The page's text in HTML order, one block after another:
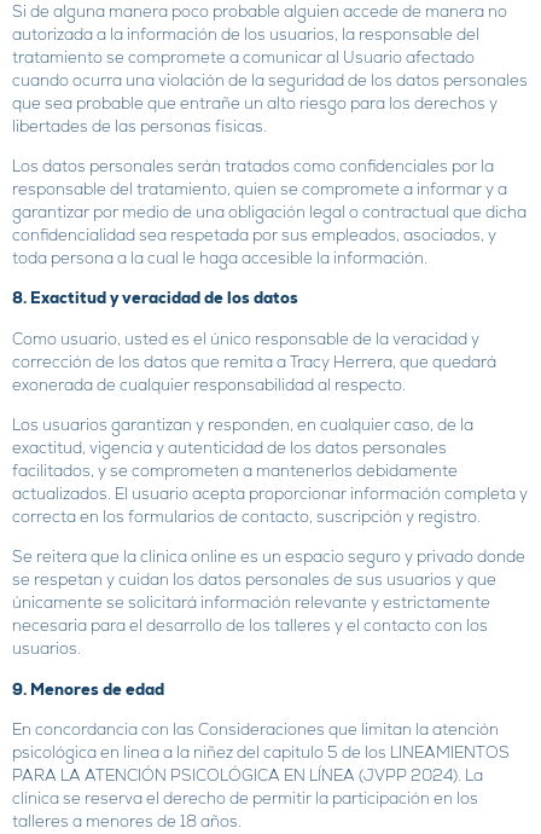
Si de alguna manera poco probable alguien accede de manera no
autorizada a la información de los usuarios, la responsable del
tratamiento se compromete a comunicar al Usuario afectado
cuando ocurra una violación de la seguridad de los datos personales
que sea probable que entrañe un alto riesgo para los derechos y
libertades de las personas físicas.
Los datos personales serán tratados como confidenciales por la
responsable del tratamiento, quien se compromete a informar y a
garantizar por medio de una obligación legal o contractual que dicha
confidencialidad sea respetada por sus empleados, asociados, y
toda persona a la cual le haga accesible la información.
8. Exactitud y veracidad de los datos
Como usuario, usted es el único responsable de la veracidad y
corrección de los datos que remita a Tracy Herrera, que quedará
exonerada de cualquier responsabilidad al respecto.
Los usuarios garantizan y responden, en cualquier caso, de la
exactitud, vigencia y autenticidad de los datos personales
facilitados, y se comprometen a mantenerlos debidamente
actualizados. El usuario acepta proporcionar información completa y
correcta en los formularios de contacto, suscripción y registro.
Se reitera que la clínica online es un espacio seguro y privado donde
se respetan y cuidan los datos personales de sus usuarios y que
únicamente se solicitará información relevante y estrictamente
necesaria para el desarrollo de los talleres y el contacto con los
usuarios.
9. Menores de edad
En concordancia con las Consideraciones que limitan la atención
psicológica en línea a la niñez del capítulo 5 de los LINEAMIENTOS
PARA LA ATENCIÓN PSICOLÓGICA EN LÍNEA (JVPP 2024). La
clínica se reserva el derecho de permitir la participación en los
talleres a menores de 18 años.